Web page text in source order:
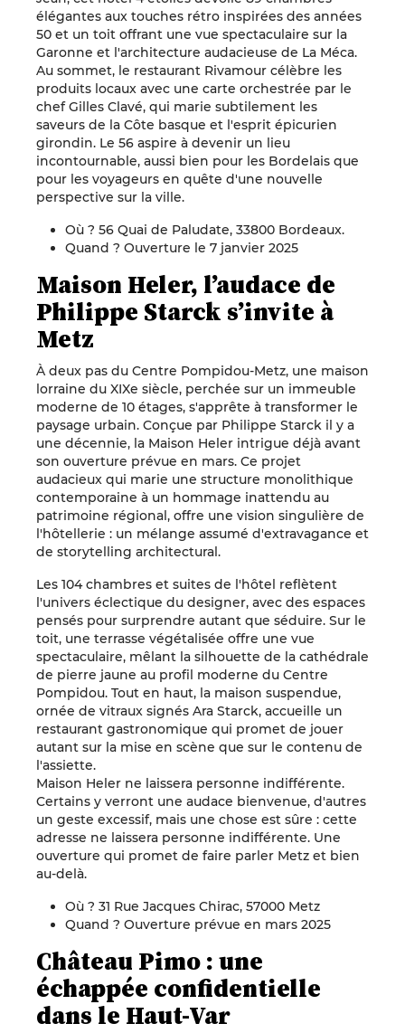
élégantes aux touches rétro inspirées des années
50 et un toit offrant une vue spectaculaire sur la
Garonne et l'architecture audacieuse de La Méca.
Au sommet, le restaurant Rivamour célèbre les
produits locaux avec une carte orchestrée par le
chef Gilles Clavé, qui marie subtilement les
saveurs de la Côte basque et l'esprit épicurien
girondin. Le 56 aspire à devenir un lieu
incontournable, aussi bien pour les Bordelais que
pour les voyageurs en quête d'une nouvelle
perspective sur la ville.
Où ? 56 Quai de Paludate, 33800 Bordeaux.
Quand ? Ouverture le 7 janvier 2025
Maison Heler, l’audace de
Philippe Starck s’invite à
Metz
À deux pas du Centre Pompidou-Metz, une maison
lorraine du XIXe siècle, perchée sur un immeuble
moderne de 10 étages, s'apprête à transformer le
paysage urbain. Conçue par Philippe Starck il y a
une décennie, la Maison Heler intrigue déjà avant
son ouverture prévue en mars. Ce projet
audacieux qui marie une structure monolithique
contemporaine à un hommage inattendu au
patrimoine régional, offre une vision singulière de
l'hôtellerie : un mélange assumé d'extravagance et
de storytelling architectural.
Les 104 chambres et suites de l'hôtel reflètent
l'univers éclectique du designer, avec des espaces
pensés pour surprendre autant que séduire. Sur le
toit, une terrasse végétalisée offre une vue
spectaculaire, mêlant la silhouette de la cathédrale
de pierre jaune au profil moderne du Centre
Pompidou. Tout en haut, la maison suspendue,
ornée de vitraux signés Ara Starck, accueille un
restaurant gastronomique qui promet de jouer
autant sur la mise en scène que sur le contenu de
l'assiette.
Maison Heler ne laissera personne indifférente.
Certains y verront une audace bienvenue, d'autres
un geste excessif, mais une chose est sûre : cette
adresse ne laissera personne indifférente. Une
ouverture qui promet de faire parler Metz et bien
au-delà.
Où ? 31 Rue Jacques Chirac, 57000 Metz
Quand ? Ouverture prévue en mars 2025
Château Pimo : une
échappée confidentielle
dans le Haut-Var